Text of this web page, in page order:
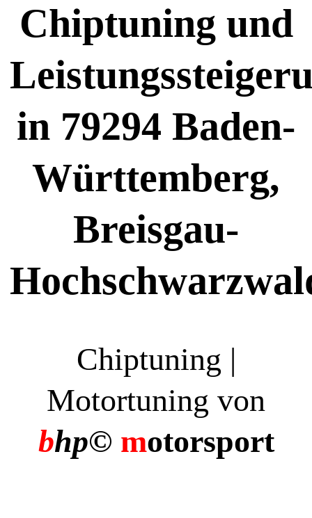
Chiptuning und
in 79294 Baden-
Württemberg,
Breisgau-
Chiptuning |
Motortuning von
bhp© motorsport